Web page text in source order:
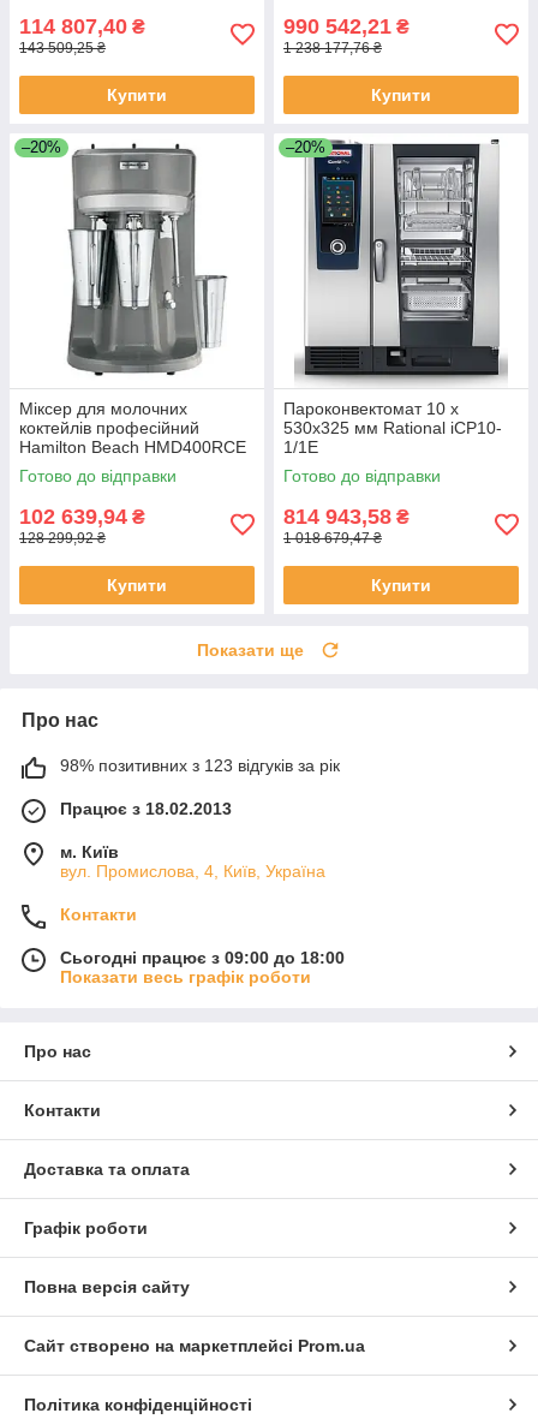
114 807,40 ₴
143 509,25 ₴
Купити
990 542,21 ₴
1 238 177,76 ₴
Купити
–20%
Міксер для молочних
коктейлів професійний
Hamilton Beach HMD400RCE
Готово до відправки
102 639,94 ₴
128 299,92 ₴
Купити
–20%
Пароконвектомат 10 х
530х325 мм Rational iCP10-
1/1E
Готово до відправки
814 943,58 ₴
1 018 679,47 ₴
Купити
Показати ще
Про нас
98% позитивних з 123 відгуків за рік
Працює з 18.02.2013
м. Київ
вул. Промислова, 4, Київ, Україна
Контакти
Сьогодні працює з 09:00 до 18:00
Показати весь графік роботи
Про нас
Контакти
Доставка та оплата
Графік роботи
Повна версія сайту
Сайт створено на маркетплейсі Prom.ua
Політика конфіденційності